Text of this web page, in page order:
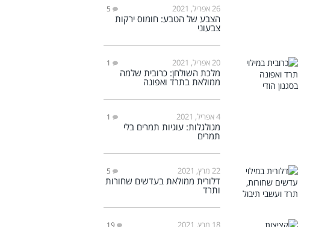
26 אפריל, 2021 5
הצבע של הטבע: חומוס ירקות
צבעוני
20 אפריל, 2021 1
מלכת השולחן: כרובית שלמה
ממולאת בתרד ואפונה
4 אפריל, 2021 1
מגולגלות: עוגיות תמרים בלי
תמרים
22 מרץ, 2021 5
דלורית ממולאת בעדשים שחורות
ותרד
18 מרץ, 2021 19